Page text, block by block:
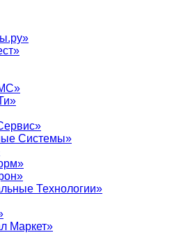
Системы»
Технологии»
Маркет»